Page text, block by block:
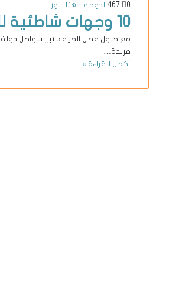
الدوحة - هيّا نيوز
0
10 وجهات شاطئية للاستمتاع بموسم الصيف في قطر
مع حلول فصل الصيف، تبرز سواحل دولة
فريدة…
أكمل القراءة »